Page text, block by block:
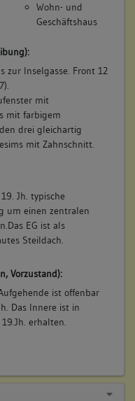
Wohn- und
Geschäftshaus
zur Inselgasse. Front 12
mit
mit farbigem
drei gleichartig
mit Zahnschnitt.
Jh. typische
um einen zentralen
EG ist als
Steildach.
Vorzustand):
ist offenbar
Das Innere ist in
erhalten.